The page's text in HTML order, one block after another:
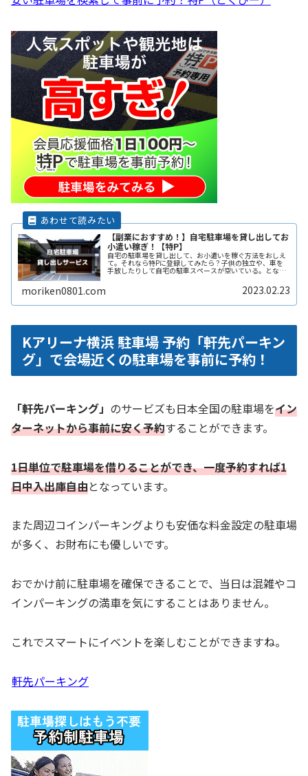
【副業におすすめ！】自宅駐車場を貸し出してお
小遣い稼ぎ！【特P】
自宅の駐車場を貸し出して、お小遣いを稼ぐ方法をおしえ
て。それなら特Pに登録してみたら？子供の独立や、車を
手放したりして自宅の駐車スペースが空いている。となり
貸すと副収入になると聞いたことがReadMore...
moriken0801.com 2023.02.23
Kアリーナ横浜 駐車場 予約「軒先パーキン
グ」で会場近くの駐車場を事前に予約！
「軒先パーキング」 のサービズも日本全国の駐車場をイン
ターネットから事前に安く予約することができます。
1日単位で駐車場を借りることができ、一度予約すれば1
日中入出庫自由となっています。
また周辺コインパーキングよりも安価な料金設定の駐車場
が多く、お財布にも優しいです。
おでかけ前に駐車場を確保できることで、当日は混雑やコ
インパーキングの満車を気にすることはありません。
これでスマートにイベントを楽しむことができますね。
軒先パーキング